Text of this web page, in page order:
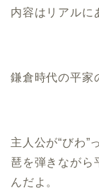
内容はリアルに
鎌倉時代の平家
主人公が“びわ”
琶を弾きながら
んだよ。